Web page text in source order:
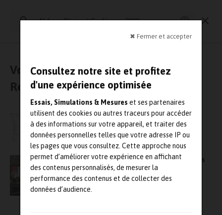
✖ Fermer et accepter
Consultez notre site et profitez
d'une expérience optimisée
Essais, Simulations & Mesures et ses partenaires
utilisent des cookies ou autres traceurs pour accéder
à des informations sur votre appareil, et traiter des
données personnelles telles que votre adresse IP ou
les pages que vous consultez. Cette approche nous
permet d’améliorer votre expérience en affichant
des contenus personnalisés, de mesurer la
performance des contenus et de collecter des
données d’audience.
Contrôle Qualité
Vous avez cherché : « Nafems
Régional Conférence 2022 »
Comsol France sera présent à la conférence
Nafems France 2022￼
Conférence régionale de Nafems France – les
inscriptions sont ouvertes